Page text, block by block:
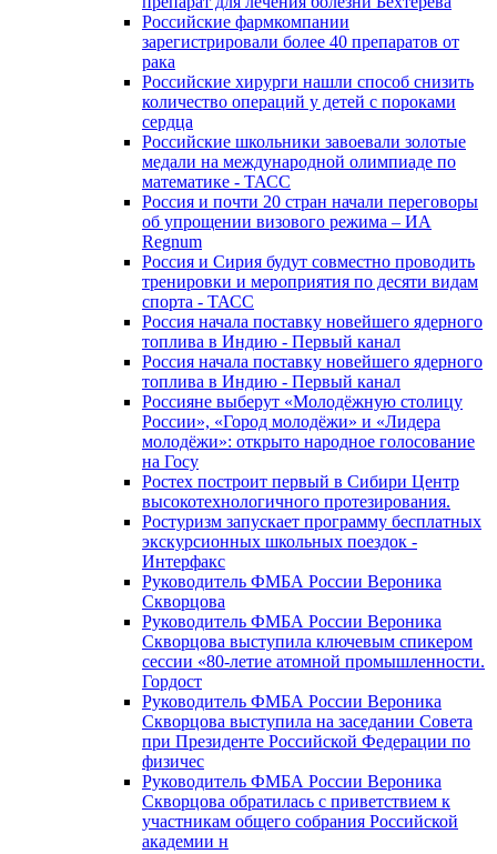
Российские фармкомпании
зарегистрировали более 40 препаратов от
рака
Российские хирурги нашли способ снизить
количество операций у детей с пороками
сердца
Российские школьники завоевали золотые
медали на международной олимпиаде по
математике - ТАСС
Россия и почти 20 стран начали переговоры
об упрощении визового режима – ИА
Regnum
Россия и Сирия будут совместно проводить
тренировки и мероприятия по десяти видам
спорта - ТАСС
Россия начала поставку новейшего ядерного
топлива в Индию - Первый канал
Россия начала поставку новейшего ядерного
топлива в Индию - Первый канал
Россияне выберут «Молодёжную столицу
России», «Город молодёжи» и «Лидера
молодёжи»: открыто народное голосование
на Госу
Ростех построит первый в Сибири Центр
высокотехнологичного протезирования.
Ростуризм запускает программу бесплатных
экскурсионных школьных поездок -
Интерфакс
Руководитель ФМБА России Вероника
Скворцова
Руководитель ФМБА России Вероника
Скворцова выступила ключевым спикером
сессии «80-летие атомной промышленности.
Гордост
Руководитель ФМБА России Вероника
Скворцова выступила на заседании Совета
при Президенте Российской Федерации по
физичес
Руководитель ФМБА России Вероника
Скворцова обратилась с приветствием к
участникам общего собрания Российской
академии н